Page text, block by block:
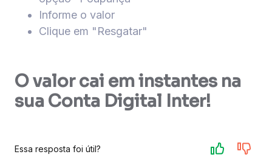
Informe o valor
Clique em "Resgatar"
O valor cai em instantes na
sua Conta Digital Inter!
Essa resposta foi útil?